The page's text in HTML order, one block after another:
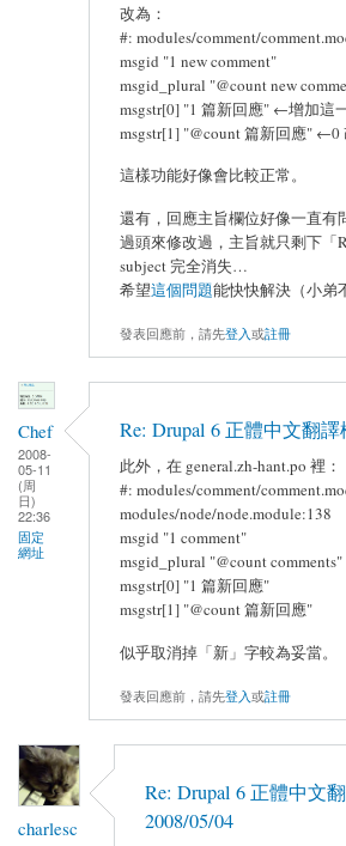
改為：
#: modules/comment/
msgid "1 new comment"
msgid_plural "@count new
msgstr[0] "1 篇新回應" ←增加這
msgstr[1] "@count 篇新回應" ←0
這樣功能好像會比較正常。
還有，回應主旨欄位好像一直有
過頭來修改過，主旨就只剩下「
subject 完全消失…
希望這個問題能快快解決（小弟
發表回應前，請先登入或註冊
Chef
2008-
05-11
(周
日)
22:36
固定
網址
Re: Drupal 6 正體中文翻譯
此外，在 general.zh-hant.po 裡：
#: modules/comment/
modules/node/node.module:138
msgid "1 comment"
msgid_plural "@count comments"
msgstr[0] "1 篇新回應"
msgstr[1] "@count 篇新回應"
似乎取消掉「新」字較為妥當。
發表回應前，請先登入或註冊
charlesc
Re: Drupal 6 正體中文
2008/05/04